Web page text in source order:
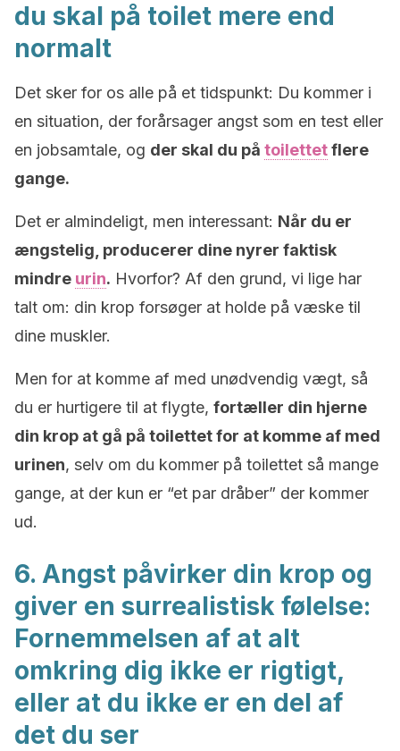
du skal på toilet mere end
normalt
Det sker for os alle på et tidspunkt: Du kommer i
en situation, der forårsager angst som en test eller
en jobsamtale, og der skal du på toilettetflere
gange.
Det er almindeligt, men interessant: Når du er
ængstelig, producerer dine nyrer faktisk
mindre urin. Hvorfor? Af den grund, vi lige har
talt om: din krop forsøger at holde på væske til
dine muskler.
Men for at komme af med unødvendig vægt, så
du er hurtigere til at flygte, fortæller din hjerne
din krop at gå på toilettet for at komme af med
urinen, selv om du kommer på toilettet så mange
gange, at der kun er “et par dråber” der kommer
ud.
6. Angst påvirker din krop og
giver en surrealistisk følelse:
Fornemmelsen af at alt
omkring dig ikke er rigtigt,
eller at du ikke er en del af
det du ser